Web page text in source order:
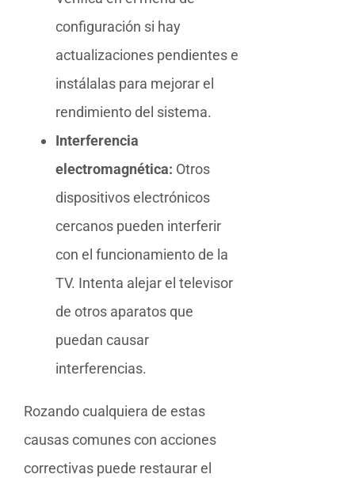
configuración si hay
actualizaciones pendientes e
instálalas para mejorar el
rendimiento del sistema.
Interferencia
electromagnética: Otros
dispositivos electrónicos
cercanos pueden interferir
con el funcionamiento de la
TV. Intenta alejar el televisor
de otros aparatos que
puedan causar
interferencias.
Rozando cualquiera de estas
causas comunes con acciones
correctivas puede restaurar el